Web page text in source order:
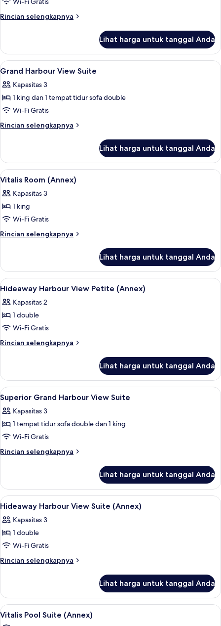
View
Rincian selengkapnya
Rincian
City
View
Suite
Lihat harga untuk tanggal Anda
Lihat
semua
foto
untuk
Grand
Harbour
Seprai premium, minibar, brankas,
5
Grand Harbour View Suite
Kapasitas 3
1 king dan 1 tempat tidur sofa double
Wi-Fi Gratis
Rincian selengkapnya
Rincian
Grand
Harbour
View
Lihat harga untuk tanggal Anda
Lihat
semua
foto
untuk
Vitalis
Room
Seprai premium, minibar, brankas,
6
Vitalis Room (Annex)
Kapasitas 3
1 king
Wi-Fi Gratis
Rincian selengkapnya
Rincian
Vitalis
Room
(Annex)
Lihat harga untuk tanggal Anda
Lihat
semua
foto
untuk
Hideaway
Harbour
(Annex)
Seprai premium, minibar, brankas,
5
Hideaway Harbour View Petite (Annex)
Kapasitas 2
1 double
Wi-Fi Gratis
Rincian selengkapnya
Rincian
Hideaway
Harbour
View
Petite
(Annex)
Lihat harga untuk tanggal Anda
Lihat
semua
foto
untuk
Superior
Grand
Suite
Seprai premium, minibar, brankas,
4
Superior Grand Harbour View Suite
Kapasitas 3
1 tempat tidur sofa double dan 1 king
Wi-Fi Gratis
Rincian selengkapnya
Rincian
Superior
Grand
Harbour
Suite
Lihat harga untuk tanggal Anda
Lihat
semua
foto
untuk
Hideaway
Harbour
(Annex)
Seprai premium, minibar, brankas,
5
Hideaway Harbour View Suite (Annex)
Kapasitas 3
1 double
Wi-Fi Gratis
Rincian selengkapnya
Rincian
Hideaway
Harbour
View
Lihat harga untuk tanggal Anda
Lihat
semua
Seprai premium, minibar, brankas,
5
Vitalis Pool Suite (Annex)